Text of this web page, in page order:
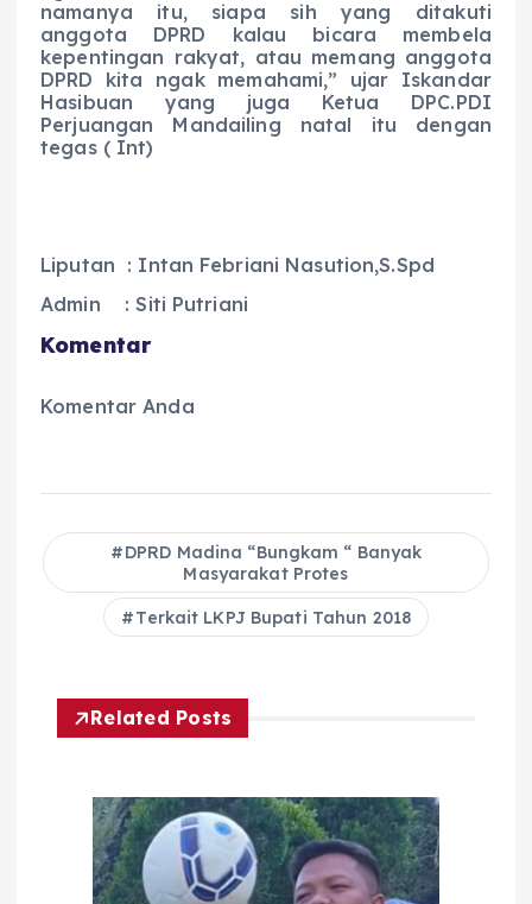
namanya itu, siapa sih yang ditakuti
anggota DPRD kalau bicara membela
kepentingan rakyat, atau memang anggota
DPRD kita ngak memahami,” ujar Iskandar
Hasibuan yang juga Ketua DPC.PDI
Perjuangan Mandailing natal itu dengan
tegas ( Int)
Liputan : Intan Febriani Nasution,S.Spd
Admin : Siti Putriani
Komentar
Komentar Anda
DPRD Madina “Bungkam “ Banyak
Masyarakat Protes
Terkait LKPJ Bupati Tahun 2018
Related Posts